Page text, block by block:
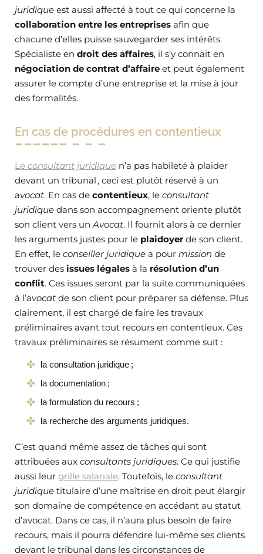
juridique est aussi affecté à tout ce qui concerne la
collaboration entre les entreprises afin que
chacune d’elles puisse sauvegarder ses intérêts.
Spécialiste en droit des affaires, il s’y connait en
négociation de contrat d’affaire et peut également
assurer le compte d’une entreprise et la mise à jour
des formalités.
En cas de procédures en contentieux
Le consultant juridique n’a pas habileté à plaider
devant un tribunal , ceci est plutôt réservé à un
avocat. En cas de contentieux, le consultant
juridique dans son accompagnement oriente plutôt
son client vers unAvocat. Il fournit alors à ce dernier
les arguments justes pour le plaidoyer de son client.
En effet, le conseiller juridique a pour mission de
trouver des issues légales à la résolution d’un
conflit. Ces issues seront par la suite communiquées
à l’avocat de son client pour préparer sa défense. Plus
clairement, il est chargé de faire les travaux
préliminaires avant tout recours en contentieux. Ces
travaux préliminaires se résument comme suit :
la consultation juridique ;
la documentation ;
la formulation du recours ;
la recherche des arguments juridiques.
C’est quand même assez de tâches qui sont
attribuées aux consultants juridiques. Ce qui justifie
aussi leur grille salariale. Toutefois, le consultant
juridique titulaire d’une maîtrise en droit peut élargir
son domaine de compétence en accédant au statut
d’avocat. Dans ce cas, il n’aura plus besoin de faire
recours, mais il pourra défendre lui-même ses clients
devant le tribunal dans les circonstances de